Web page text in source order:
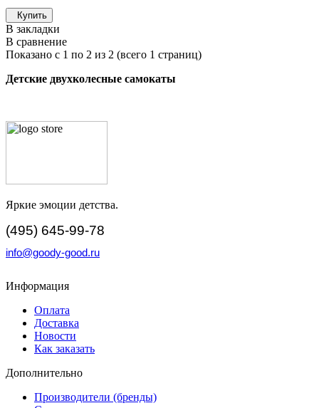
Купить
В закладки
В сравнение
Показано с 1 по 2 из 2 (всего 1 страниц)
Детские двухколесные самокаты
Яркие эмоции детства.
(495) 645-99-78
info@goody-good.ru
Информация
Оплата
Доставка
Новости
Как заказать
Дополнительно
Производители (бренды)